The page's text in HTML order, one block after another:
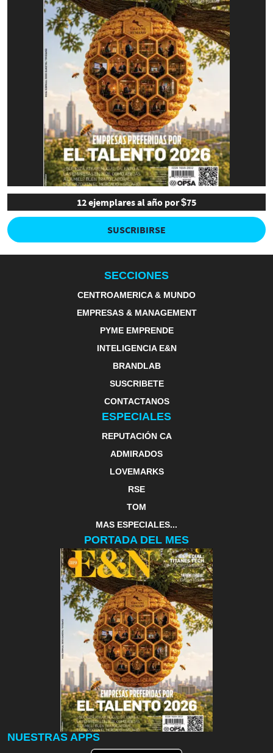
12 ejemplares al año por $75
SUSCRIBIRSE
SECCIONES
CENTROAMERICA & MUNDO
EMPRESAS & MANAGEMENT
PYME EMPRENDE
INTELIGENCIA E&N
BRANDLAB
SUSCRIBETE
CONTACTANOS
ESPECIALES
REPUTACIÓN CA
ADMIRADOS
LOVEMARKS
RSE
TOM
MAS ESPECIALES...
PORTADA DEL MES
NUESTRAS APPS